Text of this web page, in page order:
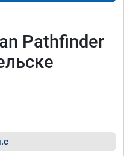
Pathfinder